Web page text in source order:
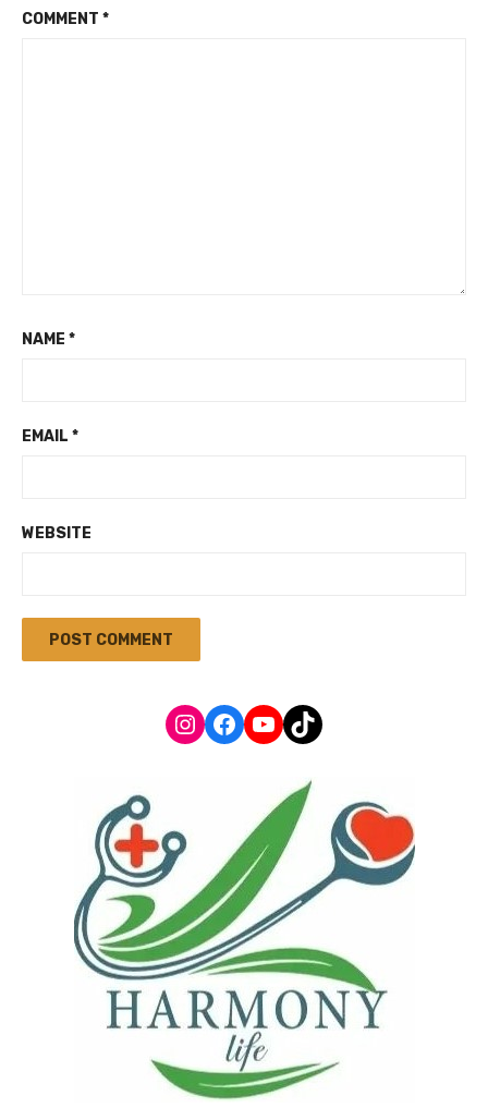
COMMENT *
NAME *
EMAIL *
WEBSITE
Instagram
Facebook
YouTube
TikTok